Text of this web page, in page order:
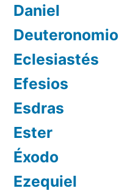
Daniel
Deuteronomio
Eclesiastés
Efesios
Esdras
Ester
Éxodo
Ezequiel